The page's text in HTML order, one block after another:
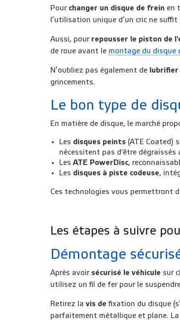
Pour changer un disque de frein en
l’utilisation unique d’un cric ne
Aussi, pour repousser le piston de
de roue avant le montage du disque
N’oubliez pas également de
grincements.
Le bon type de
En matière de disque, le marché
Les disques peints (ATE Coated)
nécessitent pas d'être dégraissés
Les ATE PowerDisc,
Les disques à piste codeuse,
Ces technologies vous permettront
Les étapes à suivre
Démontage
Après avoir sécurisé le véhicule sur
utilisez un fil de fer pour le
Retirez la vis defixation du disque
parfaitement métallique et plane.